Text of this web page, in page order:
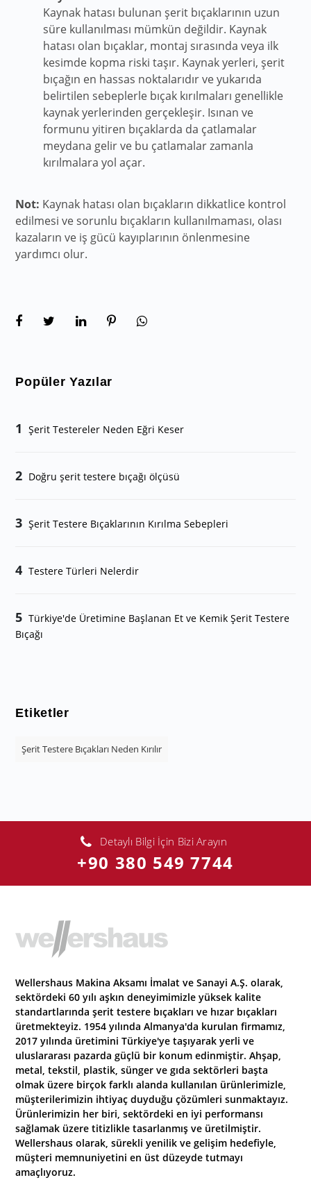
Kaynak hatası bulunan şerit bıçaklarının uzun
süre kullanılması mümkün değildir. Kaynak
hatası olan bıçaklar, montaj sırasında veya ilk
kesimde kopma riski taşır. Kaynak yerleri, şerit
bıçağın en hassas noktalarıdır ve yukarıda
belirtilen sebeplerle bıçak kırılmaları genellikle
kaynak yerlerinden gerçekleşir. Isınan ve
formunu yitiren bıçaklarda da çatlamalar
meydana gelir ve bu çatlamalar zamanla
kırılmalara yol açar.
Not: Kaynak hatası olan bıçakların dikkatlice kontrol
edilmesi ve sorunlu bıçakların kullanılmaması, olası
kazaların ve iş gücü kayıplarının önlenmesine
yardımcı olur.
Popüler Yazılar
1 Şerit Testereler Neden Eğri Keser
2 Doğru şerit testere bıçağı ölçüsü
3 Şerit Testere Bıçaklarının Kırılma Sebepleri
4 Testere Türleri Nelerdir
5 Türkiye'de Üretimine Başlanan Et ve Kemik Şerit Testere
Bıçağı
Etiketler
Şerit Testere Bıçakları Neden Kırılır
Detaylı Bilgi İçin Bizi Arayın
+90 380 549 7744
Wellershaus Makina Aksamı İmalat ve Sanayi A.Ş. olarak,
sektördeki 60 yılı aşkın deneyimimizle yüksek kalite
standartlarında şerit testere bıçakları ve hızar bıçakları
üretmekteyiz. 1954 yılında Almanya'da kurulan firmamız,
2017 yılında üretimini Türkiye'ye taşıyarak yerli ve
uluslararası pazarda güçlü bir konum edinmiştir. Ahşap,
metal, tekstil, plastik, sünger ve gıda sektörleri başta
olmak üzere birçok farklı alanda kullanılan ürünlerimizle,
müşterilerimizin ihtiyaç duyduğu çözümleri sunmaktayız.
Ürünlerimizin her biri, sektördeki en iyi performansı
sağlamak üzere titizlikle tasarlanmış ve üretilmiştir.
Wellershaus olarak, sürekli yenilik ve gelişim hedefiyle,
müşteri memnuniyetini en üst düzeyde tutmayı
amaçlıyoruz.